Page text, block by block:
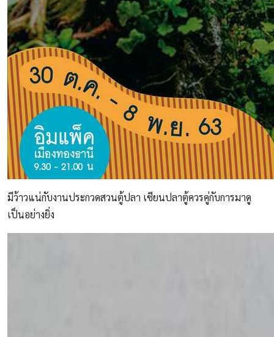
มีว้าวแน่กับงานประกวดสวนตู้ปลา เซียนปลาตู้ควรคู่กับการมาดู
เป็นอย่างยิ่ง